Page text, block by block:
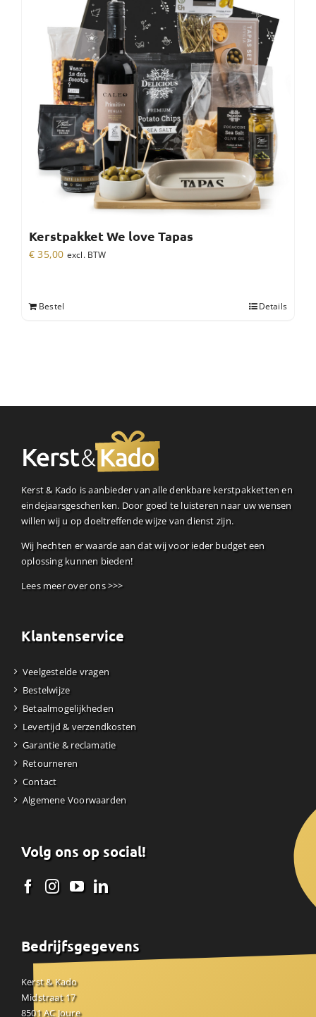
Kerstpakket We love Tapas
€ 35,00 excl. BTW
Bestel Details
Kerst & Kado is aanbieder van alle denkbare kerstpakketten en
eindejaarsgeschenken. Door goed te luisteren naar uw wensen
willen wij u op doeltreffende wijze van dienst zijn.
Wij hechten er waarde aan dat wij voor ieder budget een
oplossing kunnen bieden!
Lees meer over ons >>>
Klantenservice
Veelgestelde vragen
Bestelwijze
Betaalmogelijkheden
Levertijd & verzendkosten
Garantie & reclamatie
Retourneren
Contact
Algemene Voorwaarden
Volg ons op social!
Bedrijfsgegevens
Kerst & Kado
Midstraat 17
8501 AC Joure